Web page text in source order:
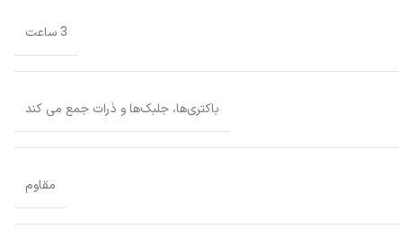
3 ساعت
باکتری‌ها، جلبک‌ها و ذرات جمع می کند
مقاوم